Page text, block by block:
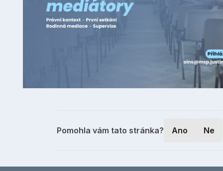
Pomohla vám tato stránka? Ano Ne